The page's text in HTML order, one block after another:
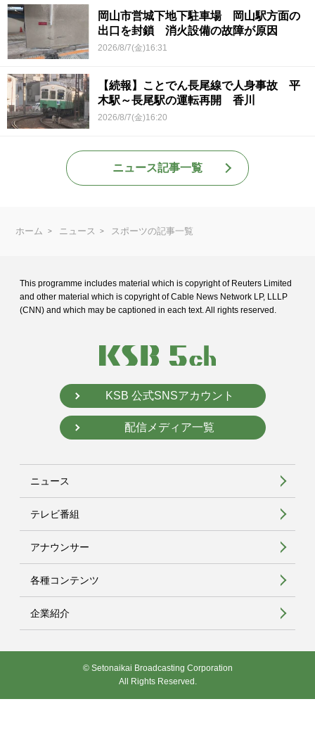
岡山市営城下地下駐車場 岡山駅方面の
出口を封鎖 消火設備の故障が原因
2026/8/7(金)16:31
【続報】ことでん長尾線で人身事故 平
木駅～長尾駅の運転再開 香川
2026/8/7(金)16:20
ニュース記事一覧
ホーム ニュース スポーツの記事一覧
This programme includes material which is copyright of Reuters Limited
and other material which is copyright of Cable News Network LP, LLLP
(CNN) and which may be captioned in each text. All rights reserved.
KSB 公式SNSアカウント
配信メディア一覧
ニュース
テレビ番組
アナウンサー
各種コンテンツ
企業紹介
© Setonaikai Broadcasting Corporation
All Rights Reserved.